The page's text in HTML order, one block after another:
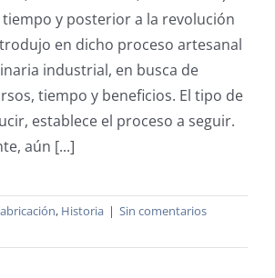
tiempo y posterior a la revolución
en dicho proceso artesanal
industrial, en busca de
tiempo y beneficios. El tipo de
establece el proceso a seguir.
aún [...]
, Historia | Sin comentarios